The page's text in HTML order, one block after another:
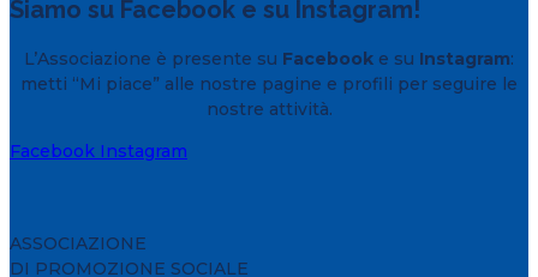
Siamo su Facebook e su Instagram!
L’Associazione è presente su Facebook e su Instagram:
metti “Mi piace” alle nostre pagine e profili per seguire le
nostre attività.
Facebook Instagram
ASSOCIAZIONE
DI PROMOZIONE SOCIALE